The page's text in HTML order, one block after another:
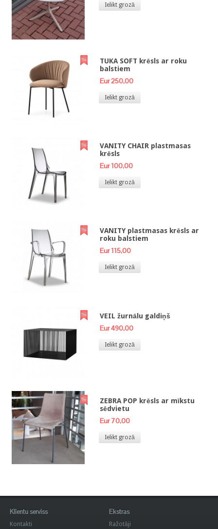
Ielikt grozā
TUKA SOFT krēsls ar roku
balstiem
Eur 250,00
Ielikt grozā
VANITY CHAIR plastmasas
krēsls
Eur 100,00
Ielikt grozā
VANITY plastmasas krēsls ar
roku balstiem
Eur 115,00
Ielikt grozā
VEIL žurnālu galdiņš
Eur 490,00
Ielikt grozā
ZEBRA POP krēsls ar mīkstu
sēdvietu
Eur 70,00
Ielikt grozā
Klientu serviss
Kontakti
Ekstras
Ražotāji